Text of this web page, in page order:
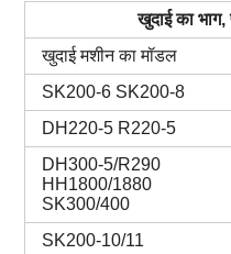
खुदाई का भाग,
खुदाई मशीन का मॉडल
SK200-6 SK200-8
DH220-5 R220-5
DH300-5/R290
HH1800/1880
SK300/400
SK200-10/11